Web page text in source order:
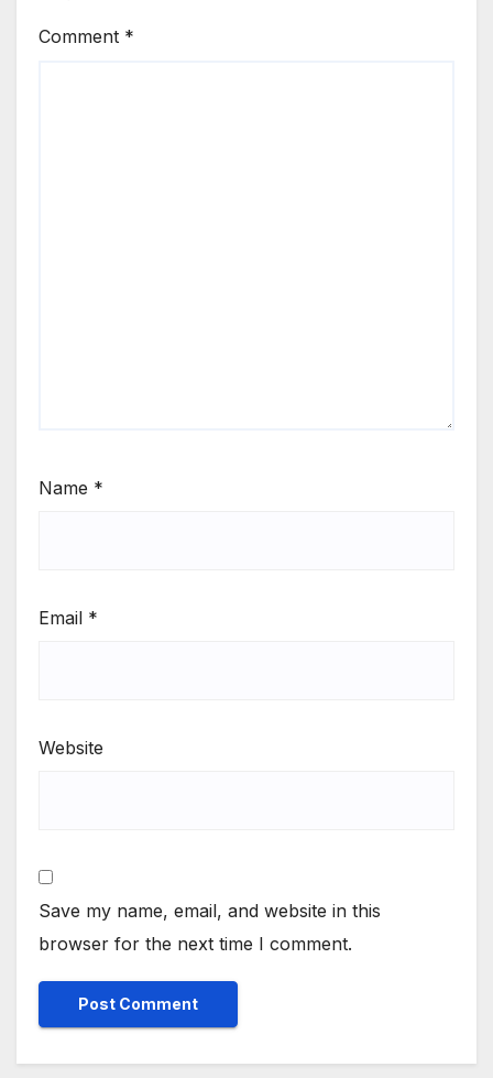
Comment *
Name *
Email *
Website
Save my name, email, and website in this
browser for the next time I comment.